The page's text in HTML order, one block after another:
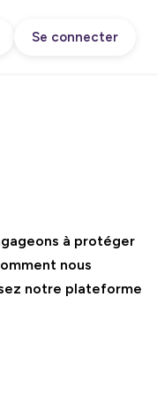
Se connecter
à protéger
nous
notre plateforme